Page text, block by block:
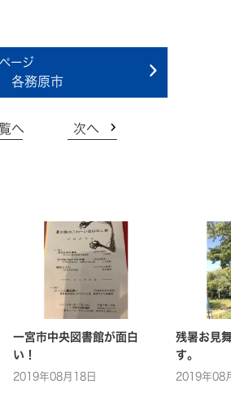
各務原市
へ 次へ
一宮市中央図書館が面白
い！
2019年08月18日
残暑お見
す。
2019年08